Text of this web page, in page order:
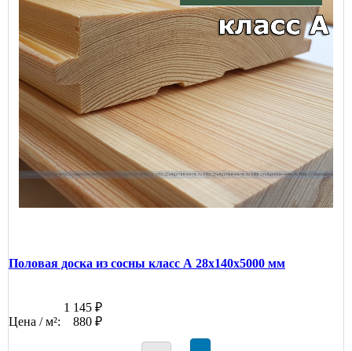
Половая доска из сосны класс А 28x140x5000 мм
1 145 ₽
Цена / м²:
880 ₽